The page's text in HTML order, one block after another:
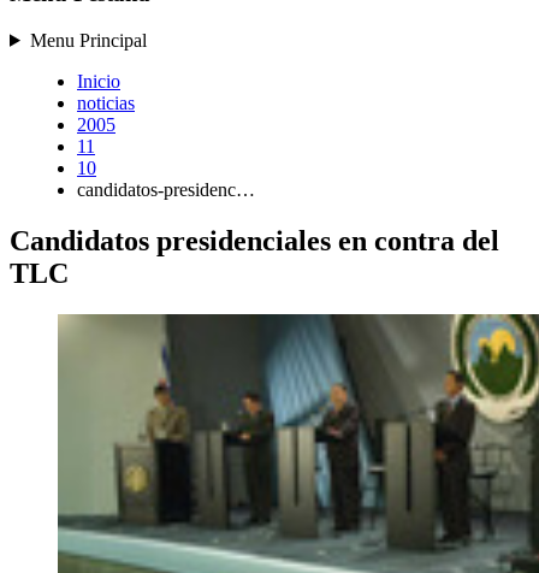
Menu Principal
Inicio
noticias
2005
11
10
candidatos-presidenc…
Candidatos presidenciales en contra del
TLC